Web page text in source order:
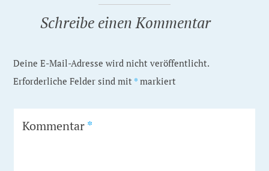
Schreibe einen Kommentar
Deine E-Mail-Adresse wird nicht veröffentlicht.
Erforderliche Felder sind mit * markiert
Kommentar*